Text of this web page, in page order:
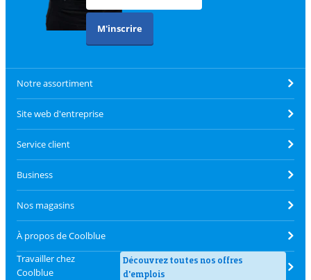
M'inscrire
Notre assortiment
Site web d'entreprise
Service client
Business
Nos magasins
À propos de Coolblue
Travailler chez
Coolblue
Découvrez toutes nos offres
d'emplois